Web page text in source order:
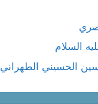
السلام
الحسيني الطهراني